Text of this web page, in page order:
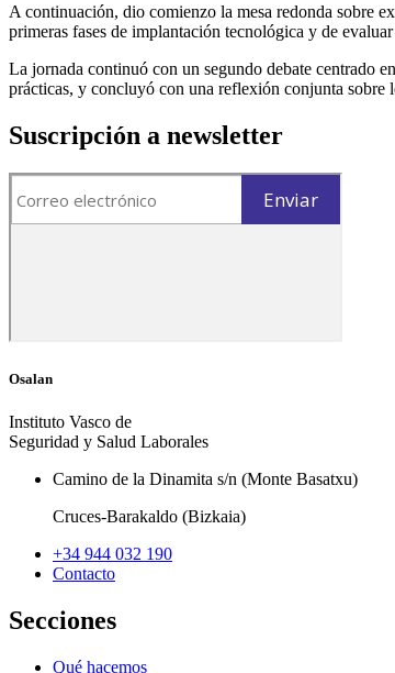
A continuación, dio comienzo la mesa redonda sobre
primeras fases de implantación tecnológica y de
La jornada continuó con un segundo debate centrado
prácticas, y concluyó con una reflexión conjunta sobre
Suscripción a newsletter
Osalan
Instituto Vasco de
Seguridad y Salud Laborales
Camino de la Dinamita s/n (Monte Basatxu)
Cruces-Barakaldo (Bizkaia)
+34 944 032 190
Contacto
Secciones
Qué hacemos